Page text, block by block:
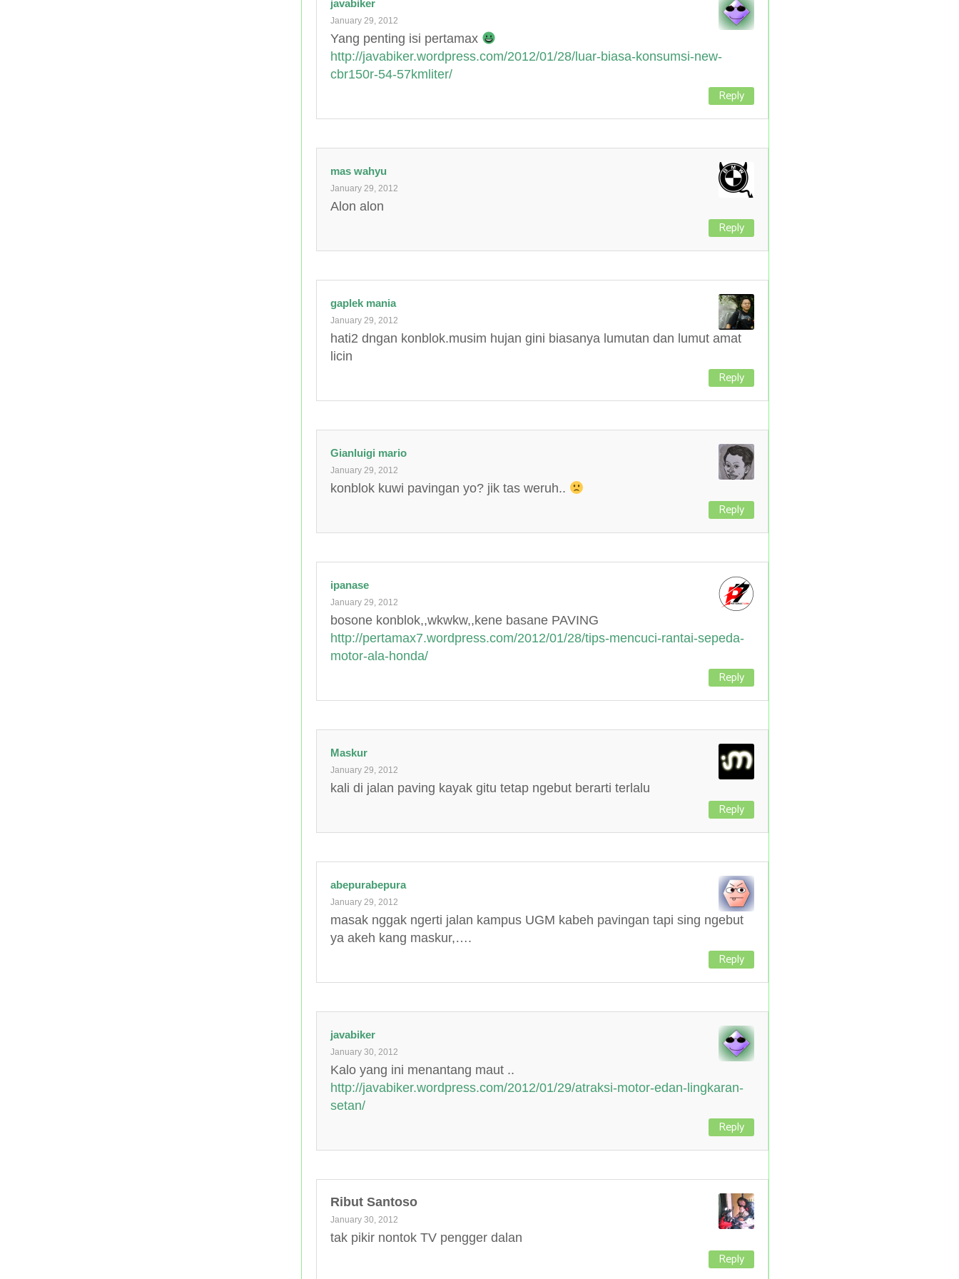
javabiker
January 29, 2012
Yang penting isi pertamax
http://javabiker.wordpress.com/2012/01/28/luar-biasa-konsumsi-new-
cbr150r-54-57kmliter/
Reply
mas wahyu
January 29, 2012
Alon alon
Reply
gaplek mania
January 29, 2012
hati2 dngan konblok.musim hujan gini biasanya lumutan dan lumut amat
licin
Reply
Gianluigi mario
January 29, 2012
konblok kuwi pavingan yo? jik tas weruh..
Reply
ipanase
January 29, 2012
bosone konblok,,wkwkw,,kene basane PAVING
http://pertamax7.wordpress.com/2012/01/28/tips-mencuci-rantai-sepeda-
motor-ala-honda/
Reply
Maskur
January 29, 2012
kali di jalan paving kayak gitu tetap ngebut berarti terlalu
Reply
abepurabepura
January 29, 2012
masak nggak ngerti jalan kampus UGM kabeh pavingan tapi sing ngebut
ya akeh kang maskur,….
Reply
javabiker
January 30, 2012
Kalo yang ini menantang maut ..
http://javabiker.wordpress.com/2012/01/29/atraksi-motor-edan-lingkaran-
setan/
Reply
Ribut Santoso
January 30, 2012
tak pikir nontok TV pengger dalan
Reply